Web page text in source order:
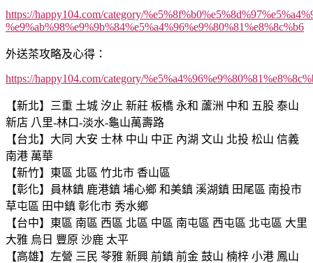
https://happy104.com/category/
%e9%ab%98%e9%9b%84%e5%a4%96%e9%80%81%e8%8c%b6
外送茶攻略及心得：
https://happy104.com/category/
【新北】三重 土城 汐止 新莊 板橋 永和 蘆洲 中和 五股 泰山
新店 八里-林口-淡水-龜山萬壽路
【台北】大同 大安 士林 中山 中正 內湖 文山 北投 松山 信義
南港 萬華
【新竹】東區 北區 竹北市 香山區
【彰化】員林鎮 鹿港鎮 埔心鄉 和美鎮 溪湖鎮 田尾區 南投市
草屯區 田中鎮 彰化市 秀水鄉
【台中】東區 南區 西區 北區 中區 南屯區 西屯區 北屯區 大里
大雅 烏日 豐原 沙鹿 太平
【高雄】左營 三民 苓雅 新興 前鎮 前金 鼓山 楠梓 小港 鳳山